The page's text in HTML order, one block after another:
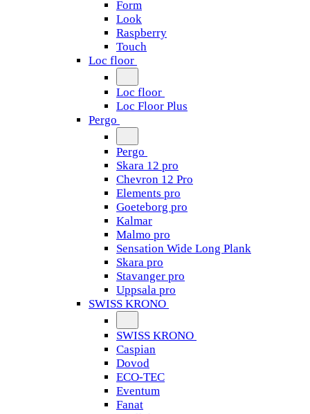
Form
Look
Raspberry
Touch
Loc floor
Loc floor
Loc Floor Plus
Pergo
Pergo
Skara 12 pro
Chevron 12 Pro
Elements pro
Goeteborg pro
Kalmar
Malmo pro
Sensation Wide Long Plank
Skara pro
Stavanger pro
Uppsala pro
SWISS KRONO
SWISS KRONO
Caspian
Dovod
ECO-TEC
Eventum
Fanat